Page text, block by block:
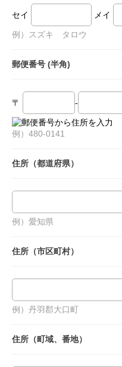
セイ メイ
例）スズキ タロウ
郵便番号 (半角)
〒 -
例）480-0141
住所（都道府県）
例）愛知県
住所（市区町村）
例）丹羽郡大口町
住所（町域、番地）